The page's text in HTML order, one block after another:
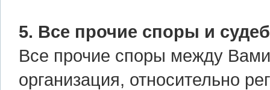
5. Все прочие споры и
Все прочие споры между
организация, относительно